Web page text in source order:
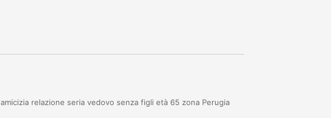
relazione seria vedovo senza figli età 65 zona Perugia